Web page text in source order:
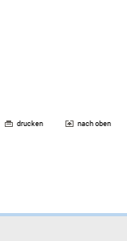
drucken nach oben